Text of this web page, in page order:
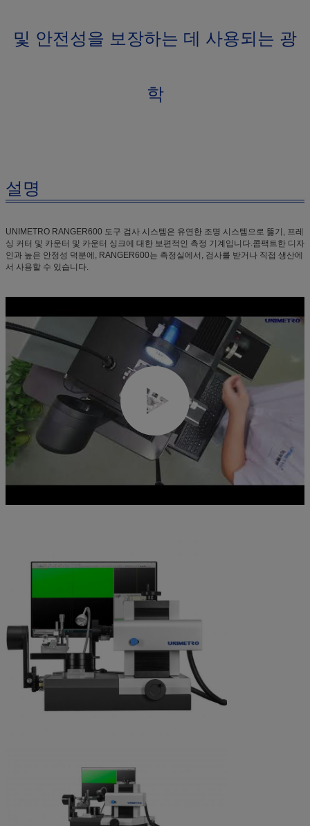
및 안전성을 보장하는 데 사용되는 광
학
설명
UNIMETRO RANGER600 도구 검사 시스템은 유연한 조명 시스템으로 뚫기, 프레
싱 커터 및 카운터 및 카운터 싱크에 대한 보편적인 측정 기계입니다.콤팩트한 디자
인과 높은 안정성 덕분에, RANGER600는 측정실에서, 검사를 받거나 직접 생산에
서 사용할 수 있습니다.